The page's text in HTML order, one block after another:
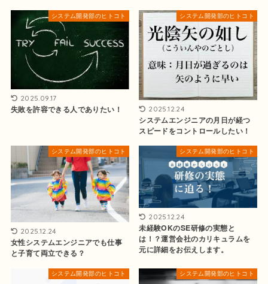
システム開発部のヒトコト
2025.09.17
失敗を許容できる人でありたい！
システム開発部のヒトコト
2025.12.24
システムエンジニアの月日が経つ
スピードをコントロールしたい！
システム開発部のヒトコト
2025.12.24
女性システムエンジニアでも仕事
と子育て両立できる？
システム開発部のヒトコト
2025.12.24
未経験OKのSE研修の実態と
は！？運営会社のカリキュラムを
元に詳細をお伝えします。
システム開発部のヒトコト システム開発部のヒトコト